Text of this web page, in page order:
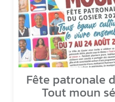
Fête patronale
Tout moun